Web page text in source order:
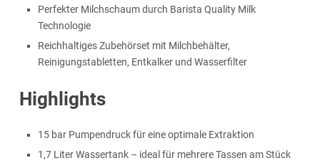
Perfekter Milchschaum durch Barista Quality Milk
Technologie
Reichhaltiges Zubehörset mit Milchbehälter,
Reinigungstabletten, Entkalker und Wasserfilter
Highlights
15 bar Pumpendruck für eine optimale Extraktion
1,7 Liter Wassertank – ideal für mehrere Tassen am Stück